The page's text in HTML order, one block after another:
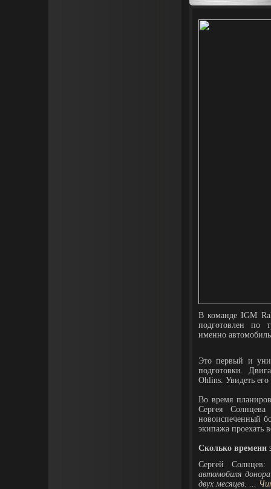
В команде IGM
подготовлен по
именно автомобиль
Это первый и
подготовки.
Ohlins. Увидеть
Во время
Сергея
новоиспеченный
экипажа проехать
Сколько времени
Сергей
автомобиля
двух месяцев. ...